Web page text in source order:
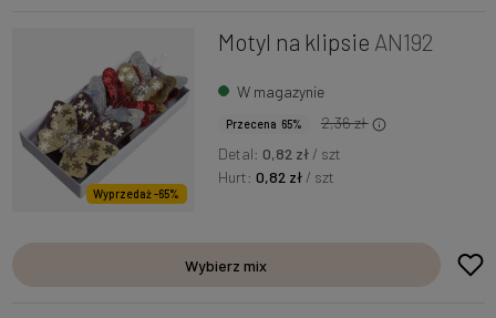
Wyprzedaż -65%
Motyl na klipsie AN192
W magazynie
Przecena 65%
2,36 zł
Detal: 0,82 zł / szt
Hurt:0,82 zł / szt
Wybierz mix